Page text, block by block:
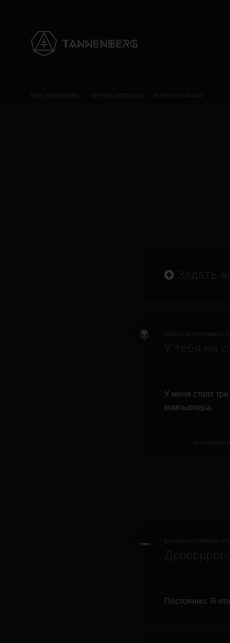
MAX TANNENBERG ЛИЧНЫЕ ВОПРОСЫ ВОПРОС ID 292816
Задать
OBJECT88 СПРАШИВАЕТ:
У тебя на
У меня стоят
компьютера.
БАБУШКА СТИФЛЕРА
Постоянно. Я